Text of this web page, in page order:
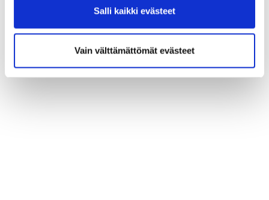
Salli kaikki evästeet
Vain välttämättömät evästeet